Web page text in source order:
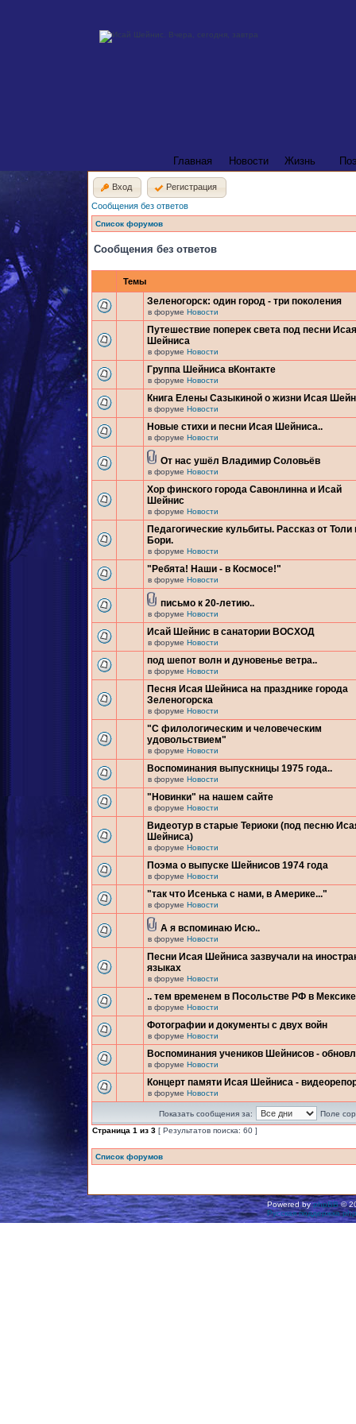
Главная Новости Жизнь
Вход
Регистрация
Сообщения без ответов
Список форумов
Сообщения без ответов
Темы
Зеленогорск: один город - три поколения
в форуме Новости
Путешествие поперек света под песни Исая
Шейниса
в форуме Новости
Группа Шейниса вКонтакте
в форуме Новости
Книга Елены Сазыкиной о жизни Исая
в форуме Новости
Новые стихи и песни Исая Шейниса..
в форуме Новости
От нас ушёл Владимир Соловьёв
в форуме Новости
Хор финского города Савонлинна и Исай
Шейнис
в форуме Новости
Педагогические кульбиты. Рассказ от Толи
Бори.
в форуме Новости
"Ребята! Наши - в Космосе!"
в форуме Новости
письмо к 20-летию..
в форуме Новости
Исай Шейнис в санатории ВОСХОД
в форуме Новости
под шепот волн и дуновенье ветра..
в форуме Новости
Песня Исая Шейниса на празднике города
Зеленогорска
в форуме Новости
"С филологическим и человеческим
удовольствием"
в форуме Новости
Воспоминания выпускницы 1975 года..
в форуме Новости
"Новинки" на нашем сайте
в форуме Новости
Видеотур в старые Териоки (под песню
Шейниса)
в форуме Новости
Поэма о выпуске Шейнисов 1974 года
в форуме Новости
"так что Исенька с нами, в Америке..."
в форуме Новости
А я вспоминаю Исю..
в форуме Новости
Песни Исая Шейниса зазвучали на
языках
в форуме Новости
.. тем временем в Посольстве РФ в
в форуме Новости
Фотографии и документы с двух войн
в форуме Новости
Воспоминания учеников Шейнисов -
в форуме Новости
Концерт памяти Исая Шейниса -
в форуме Новости
Показать сообщения за:
Поле
Страница 1 из 3 [ Результатов поиска: 60 ]
Список форумов
Powered byphpBB©
Русская поддержка